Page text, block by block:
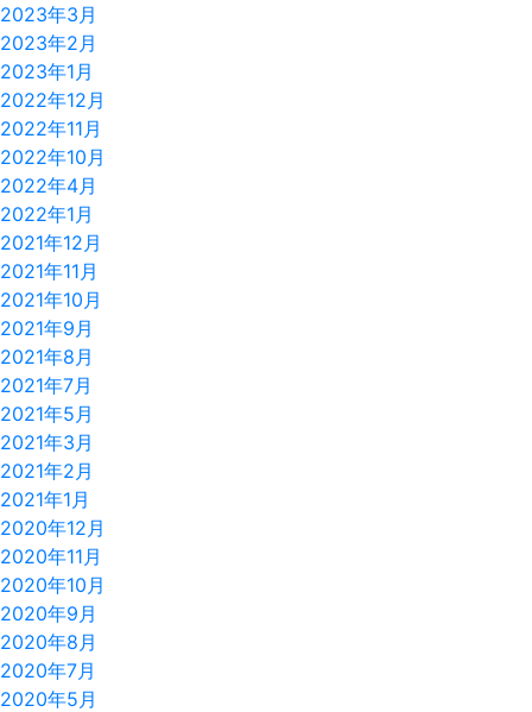
2023年3月
2023年2月
2023年1月
2022年12月
2022年11月
2022年10月
2022年4月
2022年1月
2021年12月
2021年11月
2021年10月
2021年9月
2021年8月
2021年7月
2021年5月
2021年3月
2021年2月
2021年1月
2020年12月
2020年11月
2020年10月
2020年9月
2020年8月
2020年7月
2020年5月